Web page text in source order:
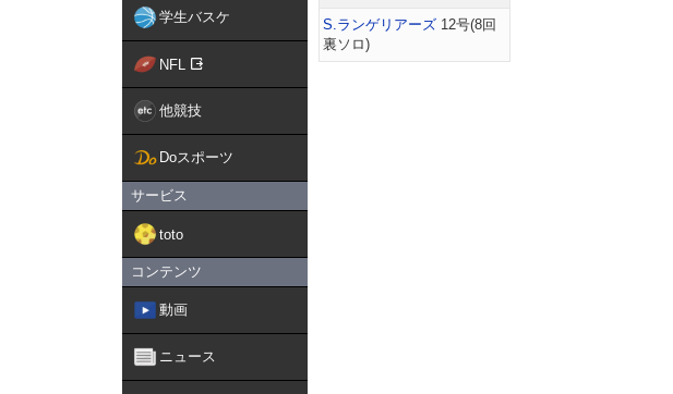
学生バスケ
NFL
他競技
Doスポーツ
サービス
toto
コンテンツ
動画
ニュース
S.ランゲリアーズ 12号(8回
裏ソロ)